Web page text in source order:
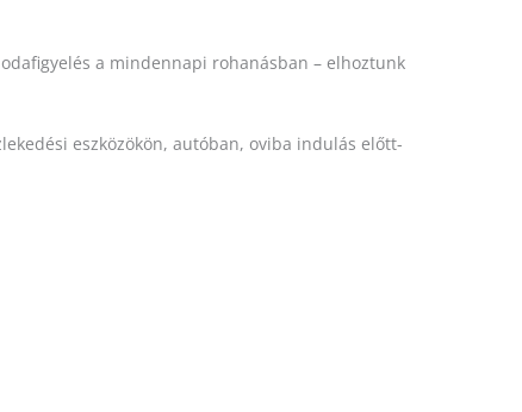
a mindennapi rohanásban – elhoztunk
eszközökön, autóban, oviba indulás előtt-